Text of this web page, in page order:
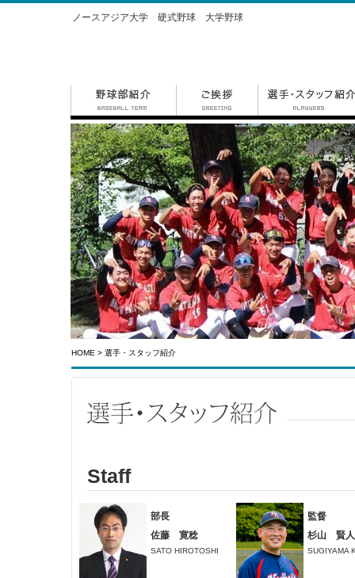
ノースアジア大学 硬式野球 大学野球
HOME > 選手・スタッフ紹介
Staff
部長
佐藤 寛稔
SATO HIROTOSHI
監督
杉山 賢人
SUGIYAMA